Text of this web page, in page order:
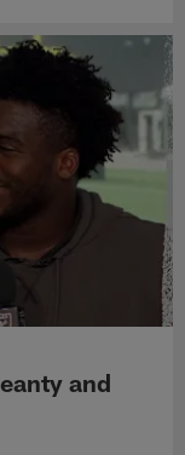
and